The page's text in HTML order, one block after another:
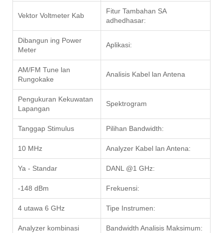
Vektor Voltmeter Kab
Fitur Tambahan SA
adhedhasar:
Dibangun ing Power
Meter
Aplikasi:
AM/FM Tune lan
Rungokake
Analisis Kabel lan Antena
Pengukuran Kekuwatan
Lapangan
Spektrogram
Tanggap Stimulus Pilihan Bandwidth:
10 MHz Analyzer Kabel lan Antena:
Ya - Standar DANL @1 GHz:
-148 dBm Frekuensi:
4 utawa 6 GHz Tipe Instrumen:
Analyzer kombinasi Bandwidth Analisis Maksimum: